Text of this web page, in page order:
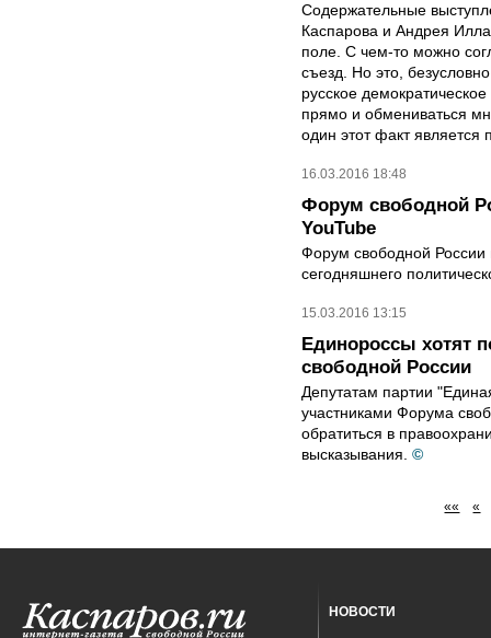
Содержательные
Каспарова и Андрея
поле. С чем-то можно
съезд. Но это,
русское
прямо и обмениваться
один этот факт является
16.03.2016 18:48
Форум свободной
YouTube
Форум свободной
сегодняшнего
15.03.2016 13:15
Единороссы хотят
свободной России
Депутатам партии
участниками Форума
обратиться в
высказывания. ©
«« «
НОВОСТИ